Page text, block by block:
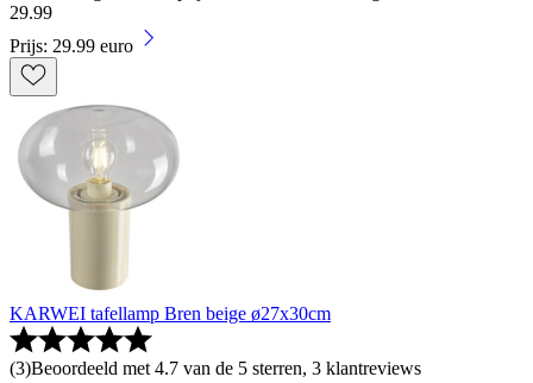
29.99
Prijs: 29.99 euro
KARWEI tafellamp Bren beige ø27x30cm
(3)Beoordeeld met 4.7 van de 5 sterren, 3 klantreviews